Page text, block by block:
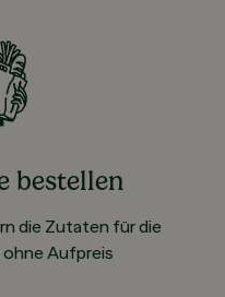
bestellen
die Zutaten für die
Aufpreis